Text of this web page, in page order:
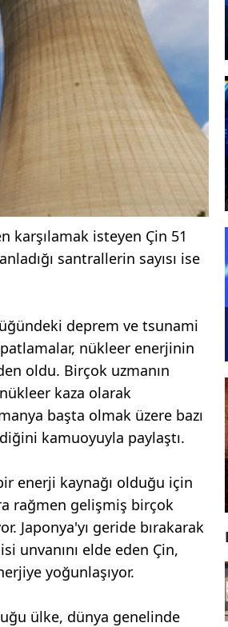
karşılamak isteyen Çin 51
santrallerin sayısı ise
deprem ve tsunami
nükleer enerjinin
oldu. Birçok uzmanın
kaza olarak
başta olmak üzere bazı
kamuoyuyla paylaştı.
enerji kaynağı olduğu için
rağmen gelişmiş birçok
Japonya'yı geride bırakarak
unvanını elde eden Çin,
yoğunlaşıyor.
ülke, dünya genelinde